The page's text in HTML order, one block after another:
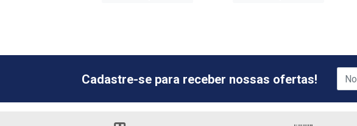
Cadastre-se para receber nossas ofertas!